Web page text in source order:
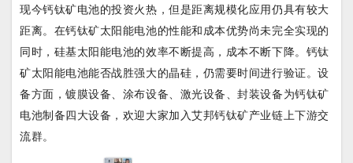
现今钙钛矿电池的投资火热，但是距离规模化应用仍具有较大
距离。在钙钛矿太阳能电池的性能和成本优势尚未完全实现的
同时，硅基太阳能电池的效率不断提高，成本不断下降。钙钛
矿太阳能电池能否战胜强大的晶硅，仍需要时间进行验证。设
备方面，镀膜设备、涂布设备、激光设备、封装设备为钙钛矿
电池制备四大设备，欢迎大家加入艾邦钙钛矿产业链上下游交
流群。